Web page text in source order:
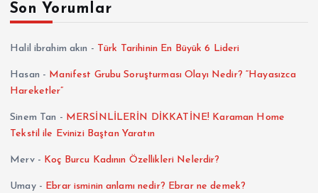
Son Yorumlar
Halil ibrahim akın - Türk Tarihinin En Büyük 6 Lideri
Hasan - Manifest Grubu Soruşturması Olayı Nedir? “Hayasızca
Hareketler”
Sinem Tan - MERSİNLİLERİN DİKKATİNE! Karaman Home
Tekstil ile Evinizi Baştan Yaratın
Merv- Koç Burcu Kadının Özellikleri Nelerdir?
Umay- Ebrar isminin anlamı nedir? Ebrar ne demek?